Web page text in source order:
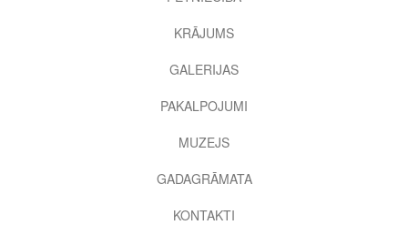
KRĀJUMS
GALERIJAS
PAKALPOJUMI
MUZEJS
GADAGRĀMATA
KONTAKTI